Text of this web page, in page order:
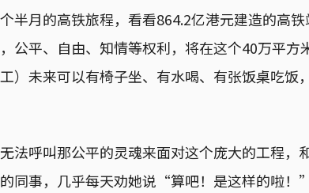
半月的高铁旅程，看看864.2亿港元建造的高
公平、自由、知情等权利，将在这个40万平
）未来可以有椅子坐、有水喝、有张饭桌吃饭
法呼叫那公平的灵魂来面对这个庞大的工程，
同事，几乎每天劝她说“算吧！是这样的啦